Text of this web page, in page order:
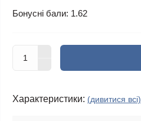
Бонусні бали: 1.62
Характеристики: (дивитися всі)